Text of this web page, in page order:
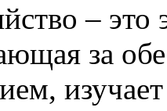
– это
за